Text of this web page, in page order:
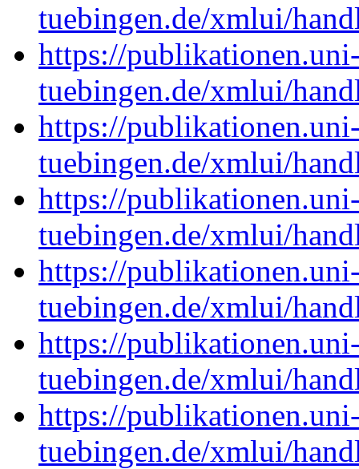
tuebingen.de/xmlui/
https://
tuebingen.de/xmlui/
https://
tuebingen.de/xmlui/
https://
tuebingen.de/xmlui/
https://
tuebingen.de/xmlui/
https://
tuebingen.de/xmlui/
https://
tuebingen.de/xmlui/